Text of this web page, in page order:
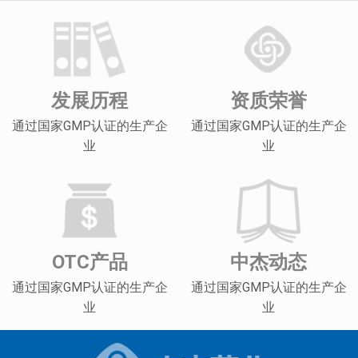
发展历程
通过国家GMP认证的生产企
业
资质荣誉
通过国家GMP认证的生产企
业
OTC产品
通过国家GMP认证的生产企
业
中杰动态
通过国家GMP认证的生产企
业